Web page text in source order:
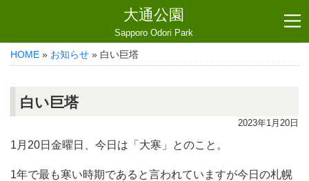
大通公園
Sapporo Odori Park
HOME » お知らせ » 白い巨塔
白い巨塔
2023年1月20日
1月20日金曜日、今日は「大寒」とのこと。
1年で最も寒い時期であると言われていますが今日の札幌